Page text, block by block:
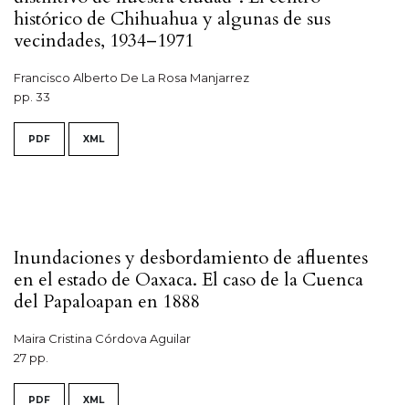
histórico de Chihuahua y algunas de sus
vecindades, 1934–1971
Francisco Alberto De La Rosa Manjarrez
pp. 33
PDF XML
Inundaciones y desbordamiento de afluentes
en el estado de Oaxaca. El caso de la Cuenca
del Papaloapan en 1888
Maira Cristina Córdova Aguilar
27 pp.
PDF XML